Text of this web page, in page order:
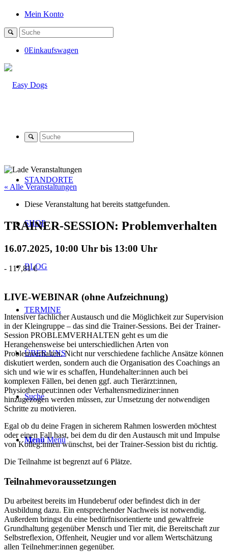
Mein Konto
0Einkaufswagen
STANDORTE
SHOP
BLOG
TERMINE
ÜBER UNS
Suche
Menü Menü
« Alle Veranstaltungen
Diese Veranstaltung hat bereits stattgefunden.
TRAINER-SESSION: Problemverhalten
16.07.2025, 10:00 Uhr bis 13:00 Uhr
- 117,81 €
LIVE-WEBINAR (ohne Aufzeichnung)
Intensiver fachlicher Austausch und die Möglichkeit zur Supervision
in der Kleingruppe ‒ das sind die Trainer-Sessions. Bei der Trainer-
Session PROBLEMVERHALTEN geht es um die
Herangehensweise bei unterschiedlichen Arten von
Problemverhalten. Nicht nur verschiedene fachliche Ansätze können
diskutiert werden, sondern auch die Organisation des Coachings an
sich und wie wir es schaffen, Hundehalter:innen auch bei
komplexen Fällen, bei denen ggf. auch Tierärzt:innen,
Physiotherapeut:innen oder Verhaltensmediziner:innen
hinzugezogen werden müssen, zur Umsetzung der notwendigen
Schritte zu motivieren.
Egal ob du deine Fragen in sicherem Rahmen loswerden möchtest
oder einen Fall hast, bei dem du dir den Austausch mit und Impulse
von Kolleg:innen wünschst, bei der Trainer-Session bist du richtig.
Die Teilnahme ist begrenzt auf 6 Plätze.
Teilnahmevoraussetzungen
Du arbeitest bereits im Hundeberuf oder befindest dich in der
Ausbildung dazu. Ein entsprechender Nachweis ist notwendig.
Außerdem bringst du eine bedürfnisorientierte und gewaltfreie
Grundhaltung gegenüber Mensch und Tier mit, die Bereitschaft zur
Selbstreflexion, Offenheit, Neugier und vor allem Wertschätzung
allen Teilnehmer:innen gegenüber.